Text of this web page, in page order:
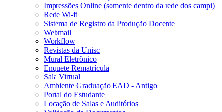
Impressões Online (somente dentro da rede dos campi)
Rede Wi-fi
Sistema de Registro da Produção Docente
Webmail
Workflow
Revistas da Unisc
Mural Eletrônico
Enquete Rematrícula
Sala Virtual
Ambiente Graduação EAD - Antigo
Portal do Estudante
Locação de Salas e Auditórios